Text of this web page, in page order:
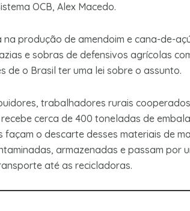
OCB, Alex Macedo.
produção de amendoim e cana-de-
e sobras de defensivos agrícolas
de o Brasil ter uma lei sobre o assunto.
trabalhadores rurais
cerca de 400 toneladas de
o descarte desses materiais de
armazenadas e passam por
até as recicladoras.